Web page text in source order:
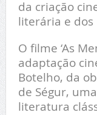
da criação
literária e dos
O filme ‘As
adaptação
Botelho, da
de Ségur,
literatura